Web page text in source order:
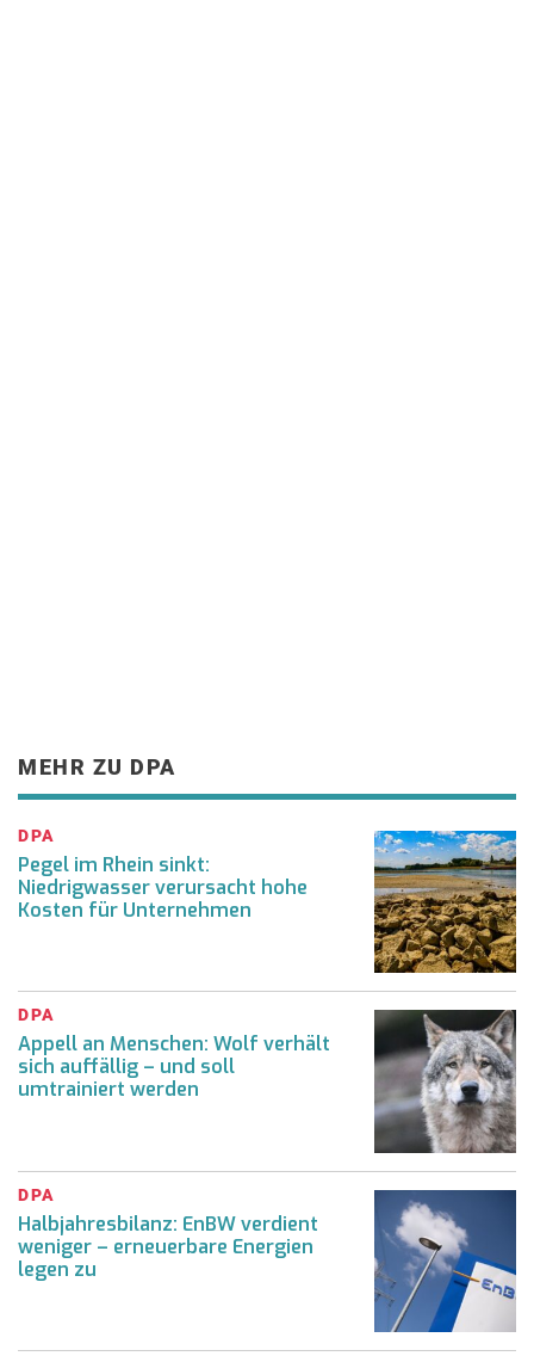
MEHR ZU DPA
DPA
Pegel im Rhein sinkt:
Niedrigwasser verursacht hohe
Kosten für Unternehmen
DPA
Appell an Menschen: Wolf verhält
sich auffällig – und soll
umtrainiert werden
DPA
Halbjahresbilanz: EnBW verdient
weniger – erneuerbare Energien
legen zu